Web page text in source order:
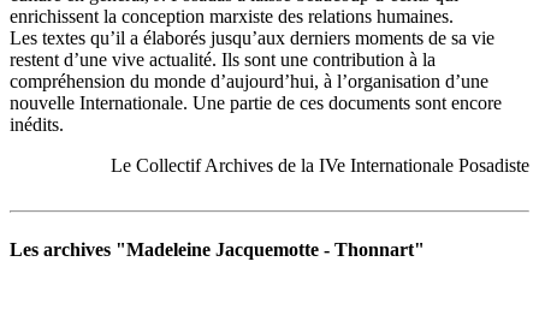
enrichissent la conception marxiste des relations humaines.
Les textes qu’il a élaborés jusqu’aux derniers moments de sa vie
restent d’une vive actualité. Ils sont une contribution à la
compréhension du monde d’aujourd’hui, à l’organisation d’une
nouvelle Internationale. Une partie de ces documents sont encore
inédits.
Le Collectif Archives de la IVe Internationale Posadiste
Les archives "Madeleine Jacquemotte - Thonnart"